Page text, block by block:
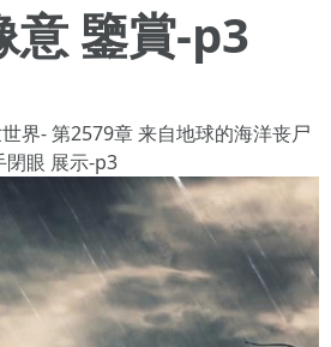
意 鑒賞-p3
界- 第2579章 来自地球的海洋丧尸
閉眼 展示-p3